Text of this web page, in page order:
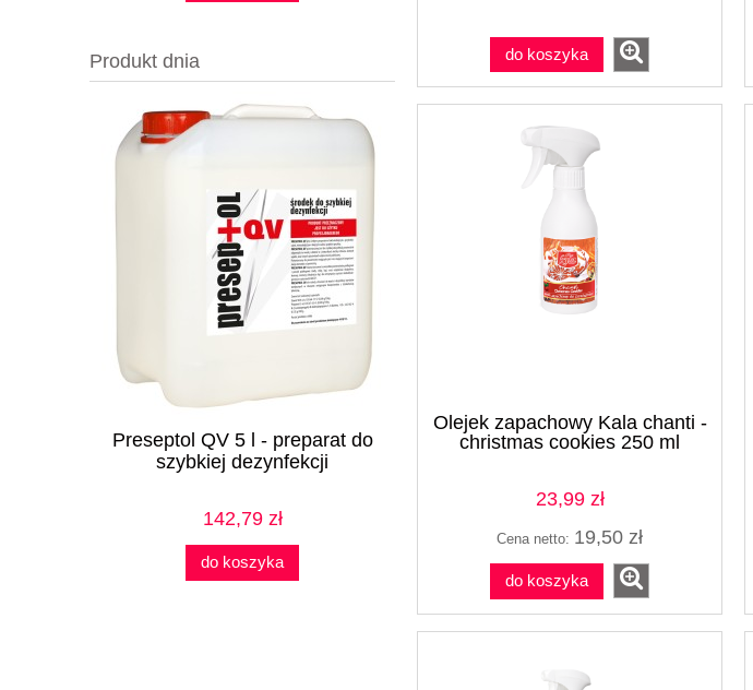
Produkt dnia
Preseptol QV 5 l - preparat do
szybkiej dezynfekcji
142,79 zł
do koszyka
Preseptol QV 0,75 l - 10 szt.
do koszyka
do koszyka
Olejek zapachowy Kala chanti -
christmas cookies 250 ml
23,99 zł
Cena netto: 19,50 zł
do koszyka